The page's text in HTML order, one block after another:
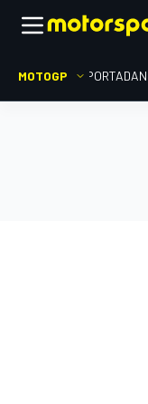
MOTOGP PORTADA